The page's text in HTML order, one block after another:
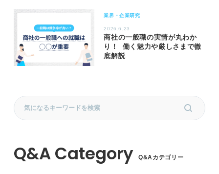
業界・企業研究
2026.6.23
商社の一般職の実情が丸わか
り！ 働く魅力や厳しさまで徹
底解説
Q&Aカテゴリー